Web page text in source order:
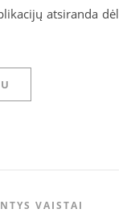
atsiranda dėl
VAISTAI